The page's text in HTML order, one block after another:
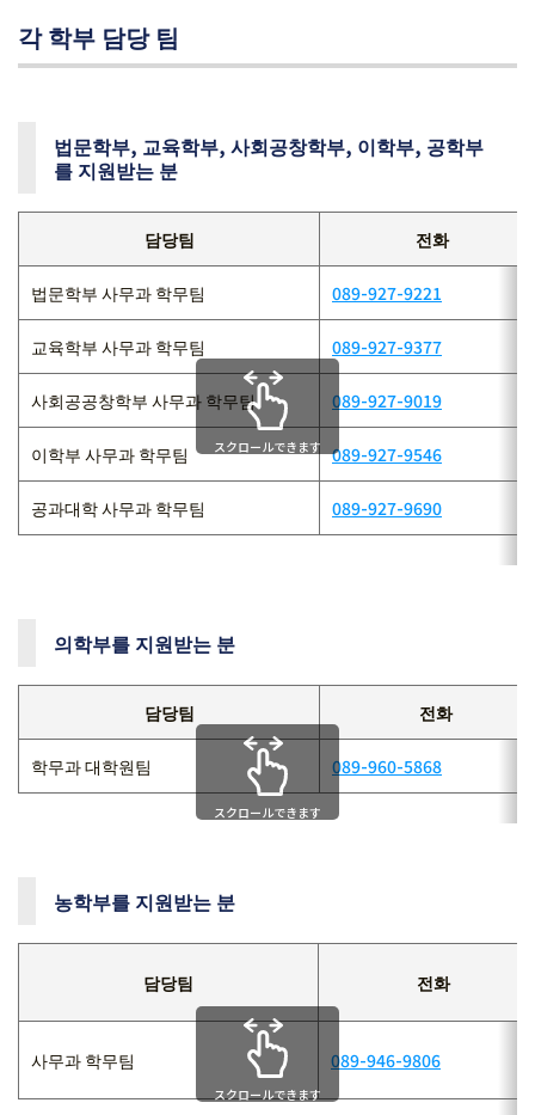
각 학부 담당 팀
법문학부, 교육학부, 사회공창학부, 이학부, 공학부
를 지원받는 분
담당팀 전화
법문학부 사무과 학무팀 089-927-9221
교육학부 사무과 학무팀 089-927-9377
사회공공창학부 사무과 학무팀 089-927-9019
이학부 사무과 학무팀 089-927-9546
공과대학 사무과 학무팀 089-927-9690
スクロールできます
의학부를 지원받는 분
담당팀 전화
학무과 대학원팀 089-960-5868
スクロールできます
농학부를 지원받는 분
담당팀 전화
사무과 학무팀 089-946-9806
スクロールできます